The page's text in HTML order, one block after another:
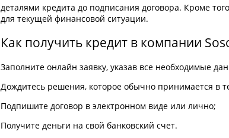
деталями кредита до подписания договора. Кроме
для текущей финансовой ситуации.
Как получить кредит в компании
Заполните онлайн заявку, указав все необходимые
Дождитесь решения, которое обычно принимается в
Подпишите договор в электронном виде или лично;
Получите деньги на свой банковский счет.